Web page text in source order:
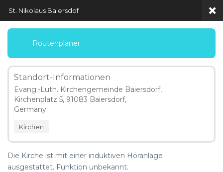
Menü
Map Locations
5 km
St. Nikolaus Baiersdof
Routenplaner
Standort-Informationen
Evang.-Luth. Kirchengemeinde Baiersdorf,
Kirchenplatz 5, 91083 Baiersdorf,
Germany
Kirchen
Die Kirche ist mit einer induktiven Höranlage
ausgestattet. Funktion unbekannt.